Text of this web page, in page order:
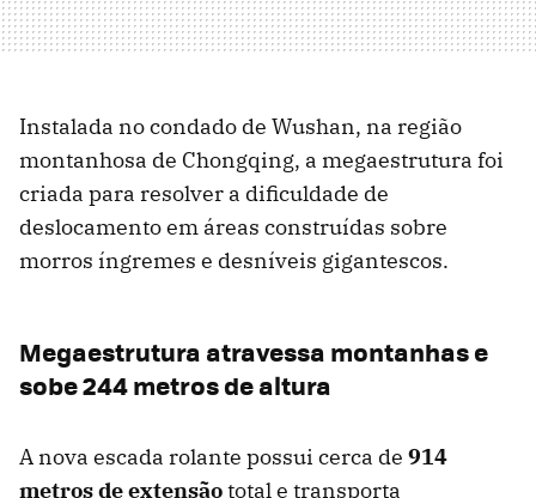
Instalada no condado de Wushan, na região
montanhosa de Chongqing, a megaestrutura foi
criada para resolver a dificuldade de
deslocamento em áreas construídas sobre
morros íngremes e desníveis gigantescos.
Megaestrutura atravessa montanhas e
sobe 244 metros de altura
A nova escada rolante possui cerca de 914
metros de extensãototal e transporta